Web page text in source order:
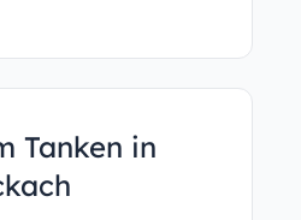
Tanken in